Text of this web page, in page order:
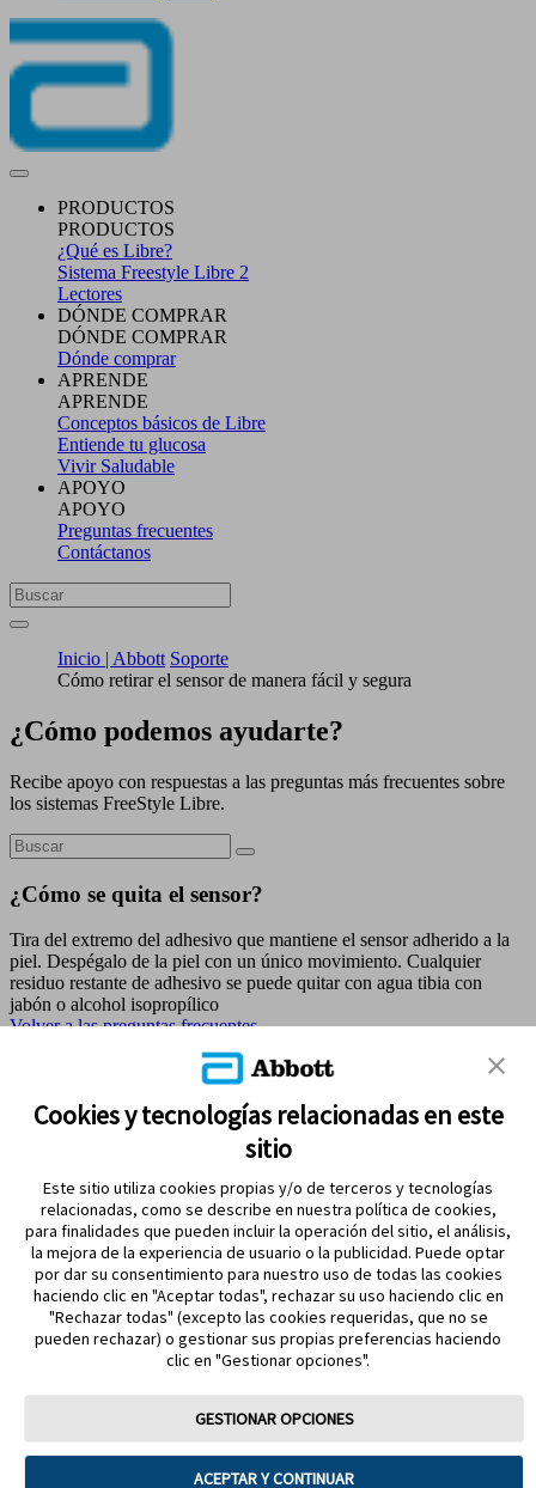
PRODUCTOS
PRODUCTOS
¿Qué es Libre?
Sistema Freestyle Libre 2
Lectores
DÓNDE COMPRAR
DÓNDE COMPRAR
Dónde comprar
APRENDE
APRENDE
Conceptos básicos de Libre
Entiende tu glucosa
Vivir Saludable
APOYO
APOYO
Preguntas frecuentes
Contáctanos
Inicio | Abbott Soporte
Cómo retirar el sensor de manera fácil y segura
¿Cómo podemos ayudarte?
Recibe apoyo con respuestas a las preguntas más frecuentes sobre
los sistemas FreeStyle Libre.
¿Cómo se quita el sensor?
Tira del extremo del adhesivo que mantiene el sensor adherido a la
piel. Despégalo de la piel con un único movimiento. Cualquier
residuo restante de adhesivo se puede quitar con agua tibia con
jabón o alcohol isopropílico
Volver a las preguntas frecuentes
CONTÁCTANOS
MANTENTE EN CONTACTO
Cookies y tecnologías relacionadas en este
sitio
Este sitio utiliza cookies propias y/o de terceros y tecnologías
relacionadas, como se describe en nuestra política de cookies,
para finalidades que pueden incluir la operación del sitio, el análisis,
la mejora de la experiencia de usuario o la publicidad. Puede optar
por dar su consentimiento para nuestro uso de todas las cookies
haciendo clic en "Aceptar todas", rechazar su uso haciendo clic en
"Rechazar todas" (excepto las cookies requeridas, que no se
pueden rechazar) o gestionar sus propias preferencias haciendo
clic en "Gestionar opciones".
GESTIONAR OPCIONES
ACEPTAR Y CONTINUAR